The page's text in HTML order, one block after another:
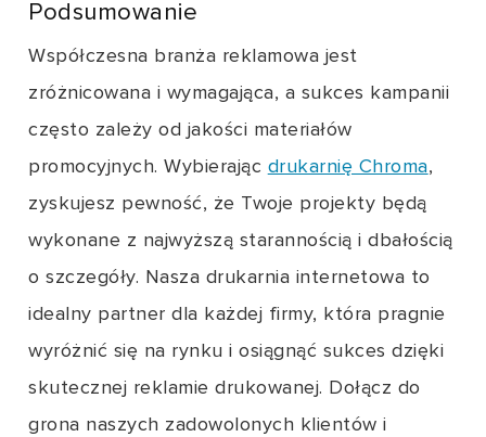
Podsumowanie
Współczesna branża reklamowa jest
zróżnicowana i wymagająca, a sukces kampanii
często zależy od jakości materiałów
promocyjnych. Wybierając drukarnię Chroma,
zyskujesz pewność, że Twoje projekty będą
wykonane z najwyższą starannością i dbałością
o szczegóły. Nasza drukarnia internetowa to
idealny partner dla każdej firmy, która pragnie
wyróżnić się na rynku i osiągnąć sukces dzięki
skutecznej reklamie drukowanej. Dołącz do
grona naszych zadowolonych klientów i